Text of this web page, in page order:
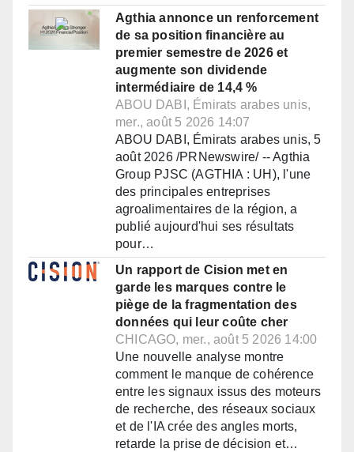
Agthia annonce un renforcement
de sa position financière au
premier semestre de 2026 et
augmente son dividende
intermédiaire de 14,4 %
ABOU DABI, Émirats arabes unis,
mer., août 5 2026 14:07
ABOU DABI, Émirats arabes unis, 5
août 2026 /PRNewswire/ -- Agthia
Group PJSC (AGTHIA : UH), l'une
des principales entreprises
agroalimentaires de la région, a
publié aujourd'hui ses résultats
pour…
Un rapport de Cision met en
garde les marques contre le
piège de la fragmentation des
données qui leur coûte cher
CHICAGO, mer., août 5 2026 14:00
Une nouvelle analyse montre
comment le manque de cohérence
entre les signaux issus des moteurs
de recherche, des réseaux sociaux
et de l'IA crée des angles morts,
retarde la prise de décision et…